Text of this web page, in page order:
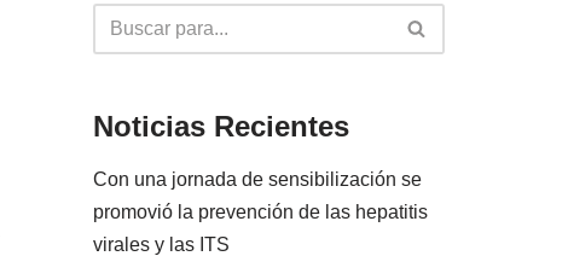
Noticias Recientes
Con una jornada de sensibilización se
promovió la prevención de las hepatitis
virales y las ITS